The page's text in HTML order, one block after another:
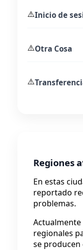
⚠️Inicio de
⚠️Otra Cosa
⚠️
Regiones
En estas
reportado
problemas.
regionales
se producen